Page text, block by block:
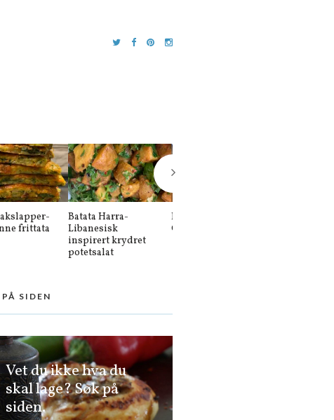
frittata
Batata Harra-
Libanesisk
inspirert krydret
potetsalat
Balkansk kebab-
Cevapi køfte
SIDEN
Vet du ikke hva du
skal lage? Søk på
siden.